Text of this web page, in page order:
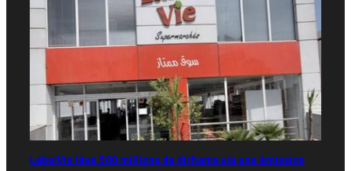
LabelVie lève 500 millions de dirhams via une émission